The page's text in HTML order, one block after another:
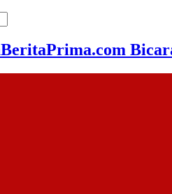
BeritaPrima.com